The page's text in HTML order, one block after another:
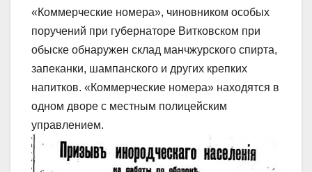
«Коммерческие номера», чиновником особых
поручений при губернаторе Витковском при
обыске обнаружен склад манчжурского спирта,
запеканки, шампанского и других крепких
напитков. «Коммерческие номера» находятся в
одном дворе с местным полицейским
управлением.